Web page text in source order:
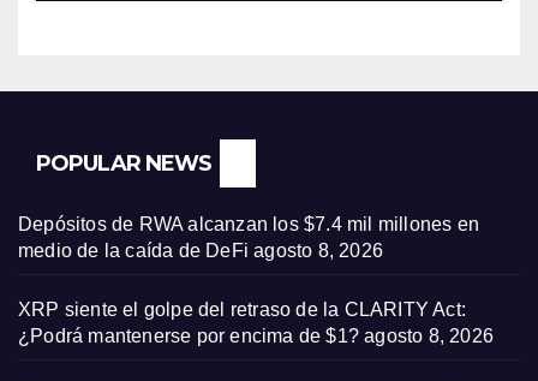
POPULAR NEWS
Depósitos de RWA alcanzan los $7.4 mil millones en
medio de la caída de DeFi agosto 8, 2026
XRP siente el golpe del retraso de la CLARITY Act:
¿Podrá mantenerse por encima de $1? agosto 8, 2026